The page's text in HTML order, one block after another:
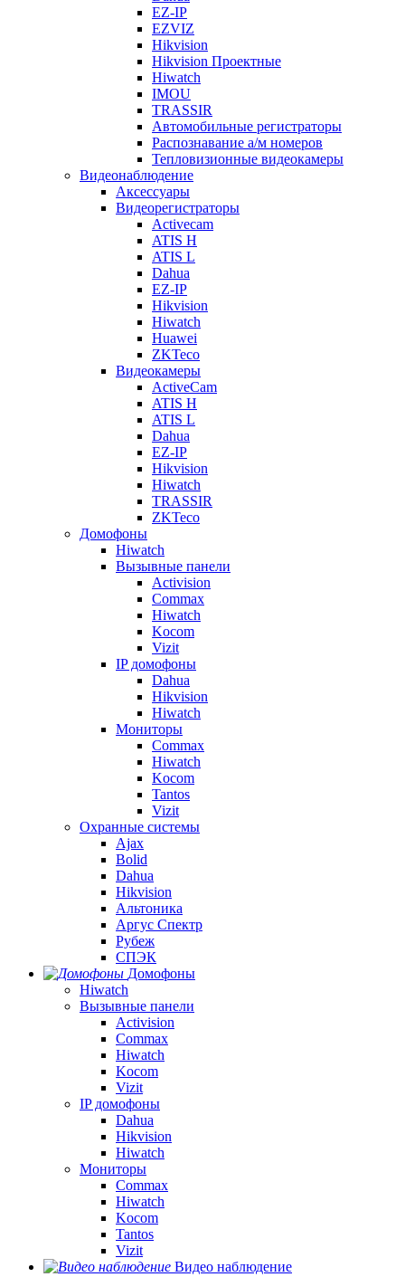
EZ-IP
EZVIZ
Hikvision
Hikvision Проектные
Hiwatch
IMOU
TRASSIR
Автомобильные регистраторы
Распознавание а/м номеров
Тепловизионные видеокамеры
Видеонаблюдение
Аксессуары
Видеорегистраторы
Activecam
ATIS H
ATIS L
Dahua
EZ-IP
Hikvision
Hiwatch
Huawei
ZKTeco
Видеокамеры
ActiveCam
ATIS H
ATIS L
Dahua
EZ-IP
Hikvision
Hiwatch
TRASSIR
ZKTeco
Домофоны
Hiwatch
Вызывные панели
Activision
Commax
Hiwatch
Kocom
Vizit
IP домофоны
Dahua
Hikvision
Hiwatch
Мониторы
Commax
Hiwatch
Kocom
Tantos
Vizit
Охранные системы
Ajax
Bolid
Dahua
Hikvision
Альтоника
Аргус Спектр
Рубеж
СПЭК
Домофоны
Hiwatch
Вызывные панели
Activision
Commax
Hiwatch
Kocom
Vizit
IP домофоны
Dahua
Hikvision
Hiwatch
Мониторы
Commax
Hiwatch
Kocom
Tantos
Vizit
Видео наблюдение